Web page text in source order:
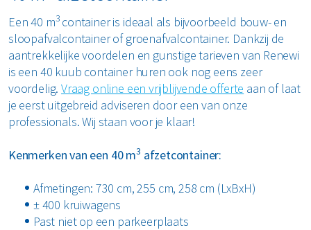
Een 40 m3container is ideaal als bijvoorbeeld bouw- en
sloopafvalcontainer of groenafvalcontainer. Dankzij de
aantrekkelijke voordelen en gunstige tarieven van Renewi
is een 40 kuub container huren ook nog eens zeer
voordelig.Vraag online een vrijblijvende offerte aan of laat
je eerst uitgebreid adviseren door een van onze
professionals. Wij staan voor je klaar!
Kenmerken van een 40 m3 afzetcontainer:
Afmetingen: 730 cm, 255 cm, 258 cm (LxBxH)
± 400 kruiwagens
Past niet op een parkeerplaats